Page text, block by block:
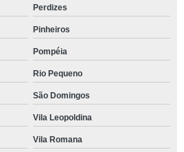
Perdizes
Pinheiros
Pompéia
Rio Pequeno
São Domingos
Vila Leopoldina
Vila Romana